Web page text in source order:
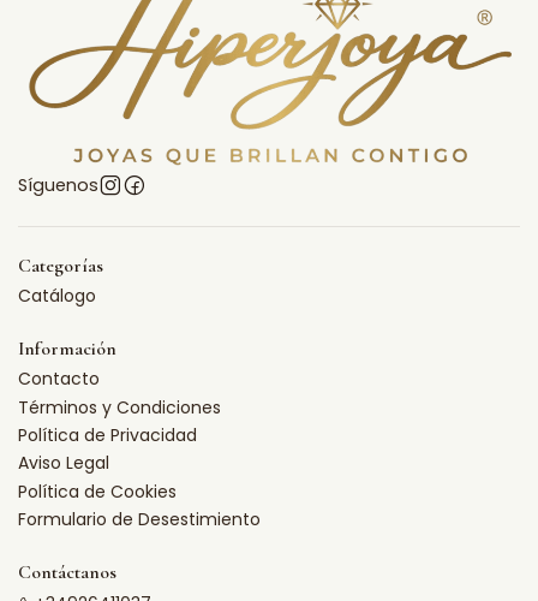
Síguenos
Categorías
Catálogo
Información
Contacto
Términos y Condiciones
Política de Privacidad
Aviso Legal
Política de Cookies
Formulario de Desestimiento
Contáctanos